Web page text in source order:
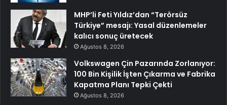
MHP’li Feti Yıldız’dan “Terörsüz
Türkiye” mesajı: Yasal düzenlemeler
kalıcı sonuç üretecek
Ağustos 8, 2026
Volkswagen Çin Pazarında Zorlanıyor:
100 Bin Kişilik İşten Çıkarma ve Fabrika
Kapatma Planı Tepki Çekti
Ağustos 8, 2026